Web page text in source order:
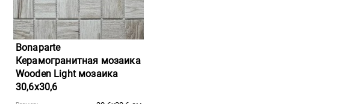
Bonaparte
Керамогранитная мозаика
Wooden Light мозаика
30,6x30,6